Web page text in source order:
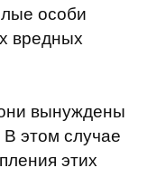
особи
вредных
вынуждены
этом случае
этих